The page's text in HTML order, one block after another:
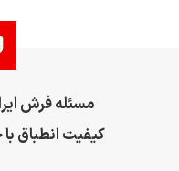
مسئله فرش
کیفیت انطباق